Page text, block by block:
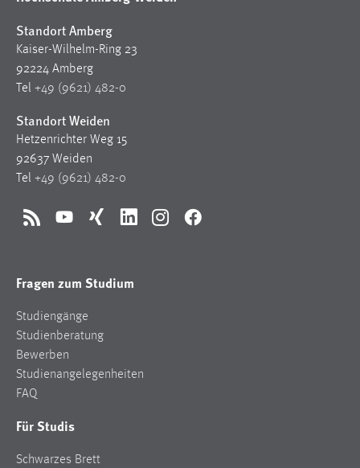
Standort Amberg
Kaiser-Wilhelm-Ring 23
92224 Amberg
Tel +49 (9621) 482-0
Standort Weiden
Hetzenrichter Weg 15
92637 Weiden
Tel +49 (9621) 482-0
RSS YouTubeXing LinkedInInstagramFacebook
Fragen zum Studium
Studiengänge
Studienberatung
Bewerben
Studienangelegenheiten
FAQ
Für Studis
Schwarzes Brett
Performance
Name:
Zweck:
Für performante Seitenauslieferung wird in diesem Cookie
gespeichert, ob man eingeloggt ist.
Sprachpräferenz
Das Cookie speichert die gewählte Sprache der Website.
Cookie Laufzeit:
MibewSessionID, MIBEW_UserID, mibew_locale, mibew-